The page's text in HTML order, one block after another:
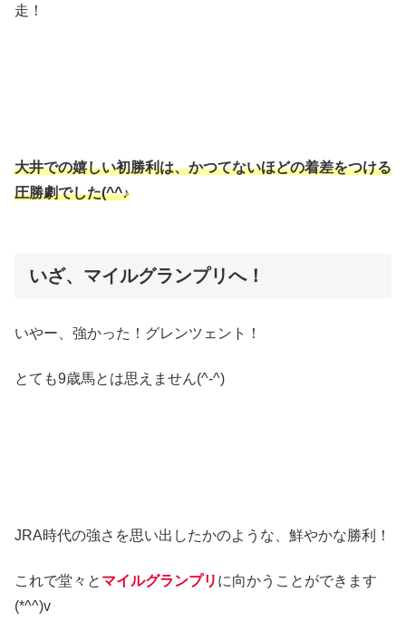
走！
大井での嬉しい初勝利は、かつてないほどの着差をつける
圧勝劇でした(^^♪
いざ、マイルグランプリへ！
いやー、強かった！グレンツェント！
とても9歳馬とは思えません(^-^)
JRA時代の強さを思い出したかのような、鮮やかな勝利！
これで堂々と マイルグランプリ に向かうことができます
(*^^)v